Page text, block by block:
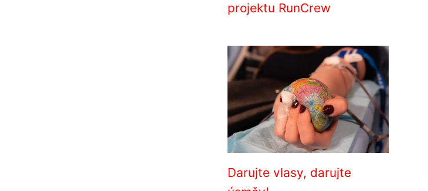
projektu RunCrew
Darujte vlasy, darujte